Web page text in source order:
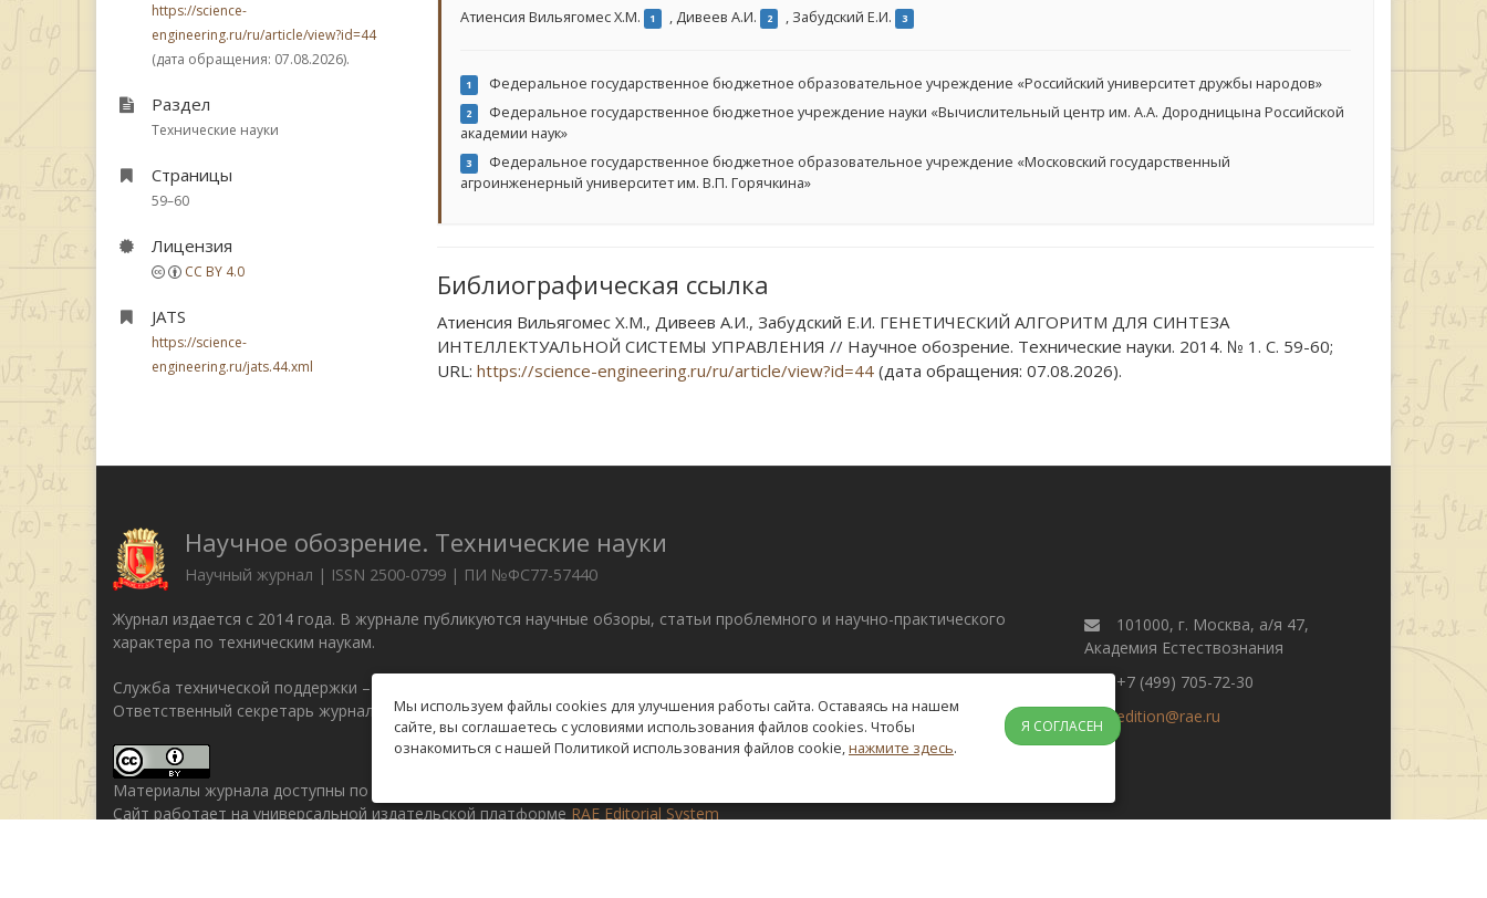
https://science-
engineering.ru/ru/article/view?id=44
(дата обращения: 07.08.2026).
Раздел
Технические науки
Страницы
59–60
Лицензия
CC BY 4.0
JATS
https://science-
engineering.ru/jats.44.xml
Атиенсия Вильягомес Х.М. 1 , Дивеев А.И. 2 , Забудский Е.И. 3
1 Федеральное государственное бюджетное образовательное учреждение «Российский университет дружбы народов»
2
Федеральное государственное бюджетное учреждение науки «Вычислительный центр им. А.А. Дородницына Российской
академии наук»
3
Федеральное государственное бюджетное образовательное учреждение «Московский государственный
агроинженерный университет им. В.П. Горячкина»
Библиографическая ссылка
Атиенсия Вильягомес Х.М., Дивеев А.И., Забудский Е.И. ГЕНЕТИЧЕСКИЙ АЛГОРИТМ ДЛЯ СИНТЕЗА
ИНТЕЛЛЕКТУАЛЬНОЙ СИСТЕМЫ УПРАВЛЕНИЯ // Научное обозрение. Технические науки. 2014. № 1. С. 59-60;
URL: https://science-engineering.ru/ru/article/view?id=44(дата обращения: 07.08.2026).
Научное обозрение. Технические науки
Научный журнал | ISSN 2500-0799 | ПИ №ФС77-57440
Журнал издается с 2014 года. В журнале публикуются научные обзоры, статьи проблемного и научно-практического
характера по техническим наукам.
Служба технической поддержки –
Ответственный секретарь журнала Бизенкова М.Н. –edition@rae.ru
101000, г. Москва, а/я 47,
Академия Естествознания
+7 (499) 705-72-30
edition@rae.ru
Материалы журнала доступны по
Сайт работает на универсальной издательской платформе RAE Editorial System
Мы используем файлы cookies для улучшения работы сайта. Оставаясь на нашем
сайте, вы соглашаетесь с условиями использования файлов cookies. Чтобы
ознакомиться с нашей Политикой использования файлов cookie,нажмите здесь.
Я СОГЛАСЕН